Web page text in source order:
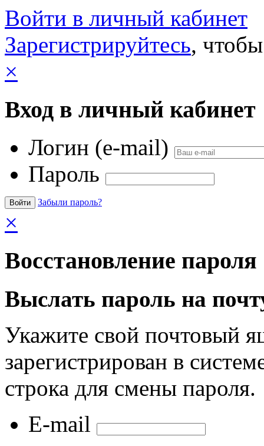
Войти в личный кабинет
Зарегистрируйтесь,
×
Вход в личный кабинет
Логин (e-mail)
Пароль
Забыли пароль?
×
Восстановление пароля
Выслать пароль на
Укажите свой почтовый
зарегистрирован в
строка для смены пароля.
E-mail